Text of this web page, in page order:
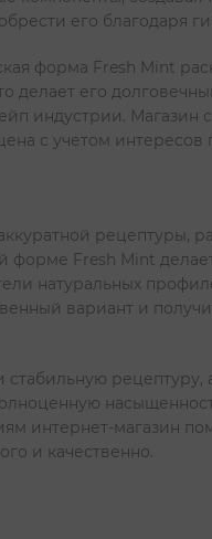
его благодаря
форма Fresh Mint
делает его
индустрии. Магазин
с учетом интересов
рецептуры,
форме Fresh Mint
натуральных
вариант и
стабильную
интернет-магазин
и качественно.